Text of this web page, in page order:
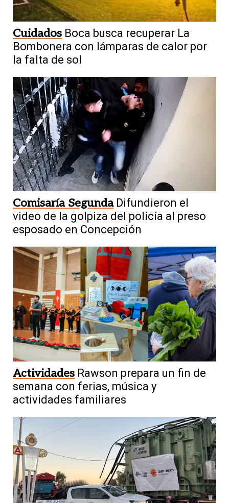
Cuidados Boca busca recuperar La
Bombonera con lámparas de calor por
la falta de sol
Comisaría Segunda Difundieron el
video de la golpiza del policía al preso
esposado en Concepción
Actividades Rawson prepara un fin de
semana con ferias, música y
actividades familiares